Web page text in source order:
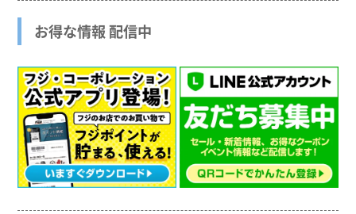
お得な情報 配信中